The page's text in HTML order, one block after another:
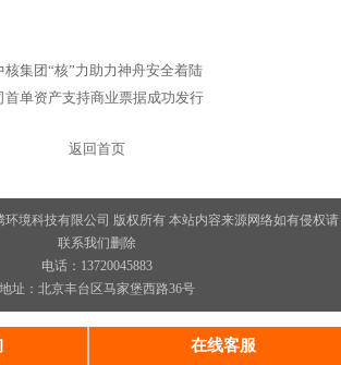
核集团“核”力助力神舟安全着陆
首单资产支持商业票据成功发行
返回首页
环境科技有限公司 版权所有 本站内容来源网络如有侵权请
联系我们删除
电话：13720045883
地址：北京丰台区马家堡西路36号
在线客服